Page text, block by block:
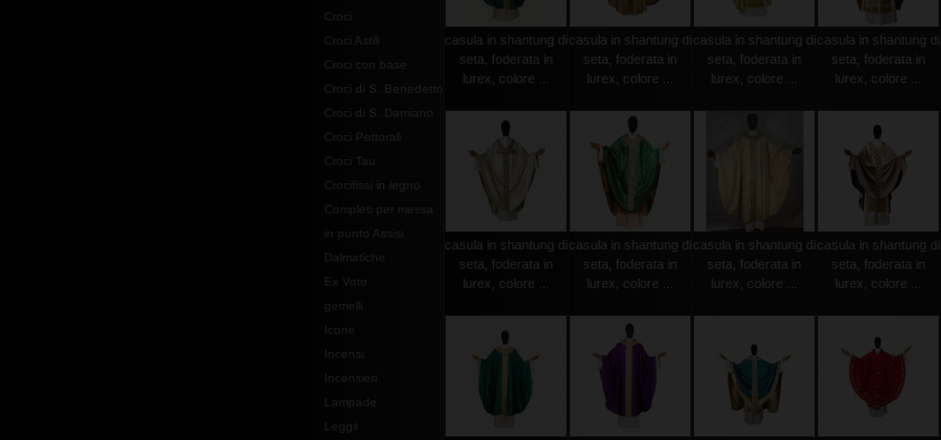
Croci
Croci Astili
Croci con base
Croci di S. Benedetto
Croci di S. Damiano
Croci Pettorali
Croci Tau
Crocifissi in legno
Completi per messa
in punto Assisi
Dalmatiche
Ex Voto
gemelli
Icone
Incensi
Incensieri
Lampade
Leggii
casula in shantung di
seta, foderata in
lurex, colore ...
casula in shantung di
seta, foderata in
lurex, colore ...
casula in shantung di
seta, foderata in
lurex, colore ...
casula in shantung di
seta, foderata in
lurex, colore ...
casula in shantung di
seta, foderata in
lurex, colore ...
casula in shantung di
seta, foderata in
lurex, colore ...
casula in shantung di
seta, foderata in
lurex, colore ...
casula in shantung di
seta, foderata in
lurex, colore ...